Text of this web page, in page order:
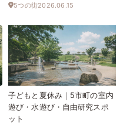
子どもと夏休み｜5市町の室内
遊び・水遊び・自由研究スポ
ット
2026.06.15
5つの街